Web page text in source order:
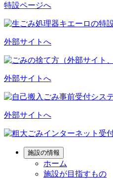
特設ページへ
外部サイトへ
外部サイトへ
外部サイトへ
施設の情報
ホーム
施設が目指すもの